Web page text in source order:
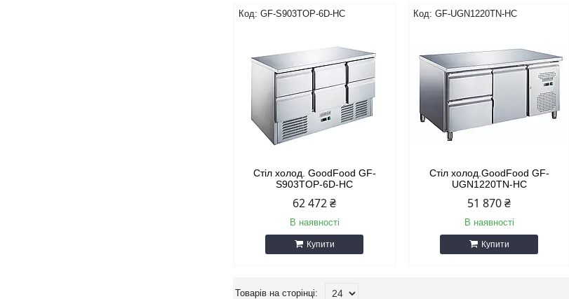
GF-S903TOP-6D-HC
Стіл холод. GoodFood GF-
S903TOP-6D-HC
62 472 ₴
В наявності
Купити
GF-UGN1220TN-HC
Стіл холод.GoodFood GF-
UGN1220TN-HC
51 870 ₴
В наявності
Купити